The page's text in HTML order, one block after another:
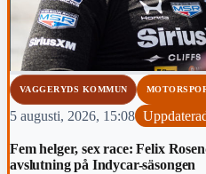
VAGGERYDS KOMMUN
5 augusti, 2026, 15:08
Fem helger, sex race: Felix
avslutning på Indycar-säsongen